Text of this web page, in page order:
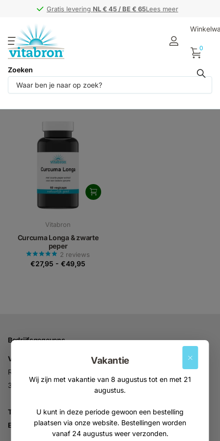
Gratis levering NL € 45 / BE € 65Lees meer
Gratis levering NL € 45 / BE € 65
Zoeken
0
Vakantie
Wij zijn met vakantie van 8 augustus tot en met 21
augustus.
U kunt in deze periode gewoon een bestelling
plaatsen via onze website. Bestellingen worden
vanaf 24 augustus weer verzonden.
Producten (1)
Vitabron
Curcuma Longa & zwarte
peper
2 reviews
€27,95 - €49,95
Bedrijfsgegevens
Vitabron
Ravelijn 52
3905NV Veenendaal
Tel:
+31 (0)318 553946
Email:
info@vitabron.nl